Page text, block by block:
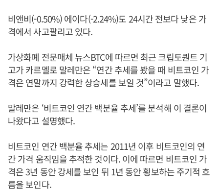
비앤비(-0.50%) 에이다(-2.24%)도 24시간 전보다 낮은 가
격에서 사고팔리고 있다.
가상화폐 전문매체 뉴스BTC에 따르면 최근 크립토퀀트 기
고가 카르멜로 말레만은 “연간 추세를 봤을 때 비트코인 가
격은 연말까지 강력한 상승세를 보일 것”이라고 말했다.
말레만은 ‘비트코인 연간 백분율 추세’를 분석해 이 결론이
나왔다고 설명했다.
비트코인 연간 백분율 추세는 2011년 이후 비트코인의 연
간 가격 움직임을 추적한 것이다. 이에 따르면 비트코인 가
격은 3년 동안 강세를 보인 뒤 1년 동안 횡보하는 주기적 흐
름을 보인다.